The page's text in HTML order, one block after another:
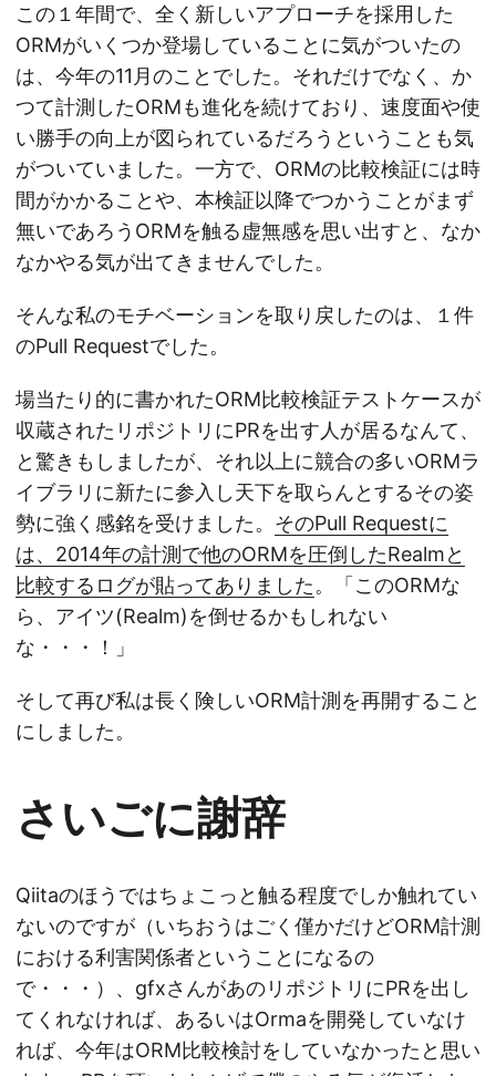
この１年間で、全く新しいアプローチを採用した
ORMがいくつか登場していることに気がついたの
は、今年の11月のことでした。それだけでなく、か
つて計測したORMも進化を続けており、速度面や使
い勝手の向上が図られているだろうということも気
がついていました。一方で、ORMの比較検証には時
間がかかることや、本検証以降でつかうことがまず
無いであろうORMを触る虚無感を思い出すと、なか
なかやる気が出てきませんでした。
そんな私のモチベーションを取り戻したのは、１件
のPull Requestでした。
場当たり的に書かれたORM比較検証テストケースが
収蔵されたリポジトリにPRを出す人が居るなんて、
と驚きもしましたが、それ以上に競合の多いORMラ
イブラリに新たに参入し天下を取らんとするその姿
勢に強く感銘を受けました。 そのPull Requestに
は、2014年の計測で他のORMを圧倒したRealmと
比較するログが貼ってありました。「このORMな
ら、アイツ(Realm)を倒せるかもしれない
な・・・！」
そして再び私は長く険しいORM計測を再開すること
にしました。
さいごに謝辞
Qiitaのほうではちょこっと触る程度でしか触れてい
ないのですが（いちおうはごく僅かだけどORM計測
における利害関係者ということになるの
で・・・）、gfxさんがあのリポジトリにPRを出し
てくれなければ、あるいはOrmaを開発していなけ
れば、今年はORM比較検討をしていなかったと思い